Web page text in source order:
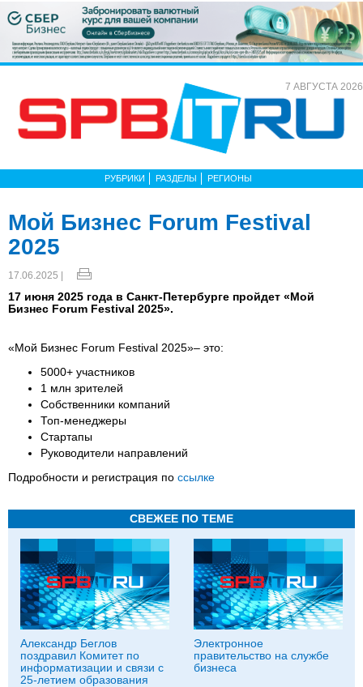
7 АВГУСТА 2026
РУБРИКИ РАЗДЕЛЫ РЕГИОНЫ
Мой Бизнес Forum Festival
2025
17.06.2025 |
17 июня 2025 года в Санкт-Петербурге пройдет «Мой
Бизнес Forum Festival 2025».
«Мой Бизнес Forum Festival 2025»– это:
5000+ участников
1 млн зрителей
Собственники компаний
Топ-менеджеры
Стартапы
Руководители направлений
Подробности и регистрация по ссылке
СВЕЖЕЕ ПО ТЕМЕ
Александр Беглов
поздравил Комитет по
информатизации и связи с
25-летием образования
Электронное
правительство на службе
бизнеса